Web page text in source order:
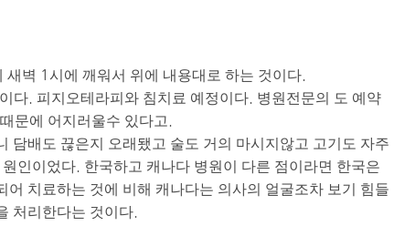
벽 1시에 깨워서 위에 내용대로 하는 것이다.
다. 피지오테라피와 침치료 예정이다. 병원전문의 도 예약
문에 어지러울수 있다고.
담배도 끊은지 오래됐고 술도 거의 마시지않고 고기도 자주
인이었다. 한국하고 캐나다 병원이 다른 점이라면 한국은
어 치료하는 것에 비해 캐나다는 의사의 얼굴조차 보기 힘들
처리한다는 것이다.